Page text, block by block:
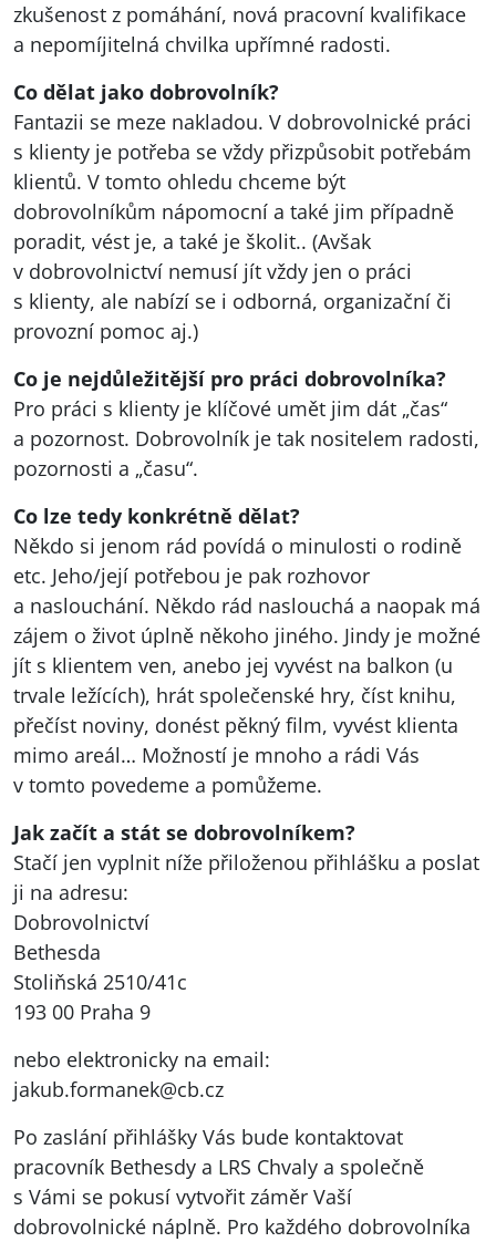
zkušenost z pomáhání, nová pracovní kvalifikace
a nepomíjitelná chvilka upřímné radosti.
Co dělat jako dobrovolník?
Fantazii se meze nakladou. V dobrovolnické práci
s klienty je potřeba se vždy přizpůsobit potřebám
klientů. V tomto ohledu chceme být
dobrovolníkům nápomocní a také jim případně
poradit, vést je, a také je školit.. (Avšak
v dobrovolnictví nemusí jít vždy jen o práci
s klienty, ale nabízí se i odborná, organizační či
provozní pomoc aj.)
Co je nejdůležitější pro práci dobrovolníka?
Pro práci s klienty je klíčové umět jim dát „čas“
a pozornost. Dobrovolník je tak nositelem radosti,
pozornosti a „času“.
Co lze tedy konkrétně dělat?
Někdo si jenom rád povídá o minulosti o rodině
etc. Jeho/její potřebou je pak rozhovor
a naslouchání. Někdo rád naslouchá a naopak má
zájem o život úplně někoho jiného. Jindy je možné
jít s klientem ven, anebo jej vyvést na balkon (u
trvale ležících), hrát společenské hry, číst knihu,
přečíst noviny, donést pěkný film, vyvést klienta
mimo areál… Možností je mnoho a rádi Vás
v tomto povedeme a pomůžeme.
Jak začít a stát se dobrovolníkem?
Stačí jen vyplnit níže přiloženou přihlášku a poslat
ji na adresu:
Dobrovolnictví
Bethesda
Stoliňská 2510/41c
193 00 Praha 9
nebo elektronicky na email:
jakub.formanek@cb.cz
Po zaslání přihlášky Vás bude kontaktovat
pracovník Bethesdy a LRS Chvaly a společně
s Vámi se pokusí vytvořit záměr Vaší
dobrovolnické náplně. Pro každého dobrovolníka